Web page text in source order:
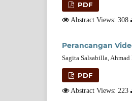
PDF
Abstract Views: 308
Perancangan
Sagita Salsabilla,
PDF
Abstract Views: 223